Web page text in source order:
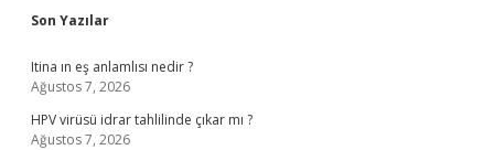
Sidebar
Son Yazılar
Itina ın eş anlamlısı nedir ?
Ağustos 7, 2026
HPV virüsü idrar tahlilinde çıkar mı ?
Ağustos 7, 2026